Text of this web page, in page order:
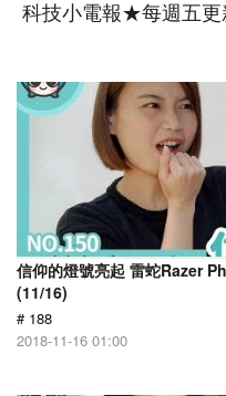
科技小電報★每週五更
信仰的燈號亮起 雷蛇Razer
(11/16)
# 188
2018-11-16 01:00